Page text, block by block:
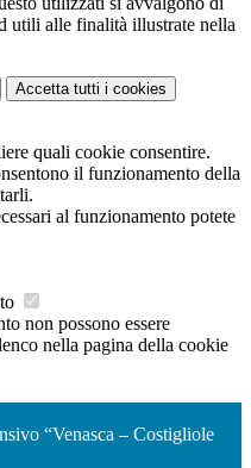
utili alle finalità illustrate nella
Accetta tutti i cookies
quali cookie consentire.
il funzionamento della
al funzionamento potete
non possono essere
nella pagina della cookie
“Venasca – Costigliole